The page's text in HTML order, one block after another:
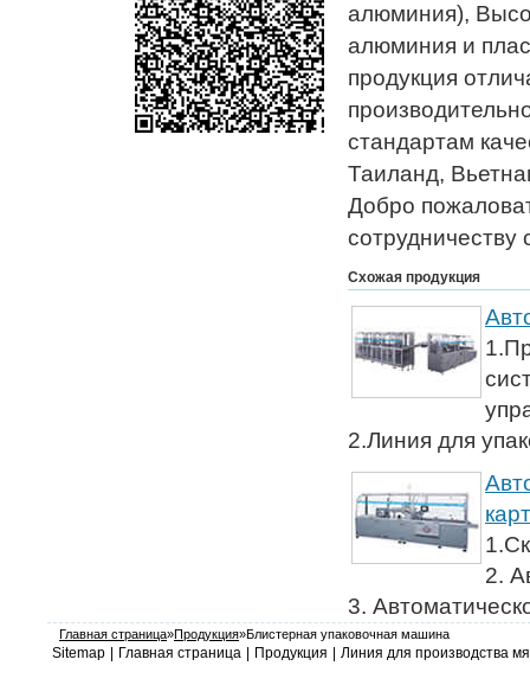
алюминия),
алюминия и
продукция
стандартам
Таиланд,
Добро
сотрудничеству
Схожая продукция
2.Линия для
2.
3.
Главная страница»Продукция»Блистерная упаковочная машина
Sitemap Главная страница Продукция Линия для производства